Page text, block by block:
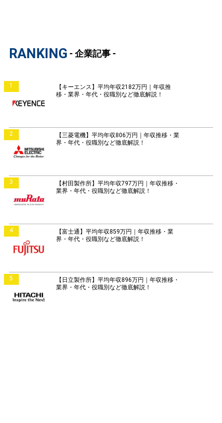
RANKING - 企業記事 -
1
【キーエンス】平均年収2182万円｜年収推
移・業界・年代・役職別など徹底解説！
2
【三菱電機】平均年収806万円｜年収推移・業
界・年代・役職別など徹底解説！
3
【村田製作所】平均年収797万円｜年収推移・
業界・年代・役職別など徹底解説！
4
【富士通】平均年収859万円｜年収推移・業
界・年代・役職別など徹底解説！
5
【日立製作所】平均年収896万円｜年収推移・
業界・年代・役職別など徹底解説！